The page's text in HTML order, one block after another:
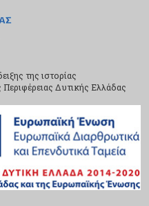
της ιστορίας
Περιφέρειας Δυτικής Ελλάδας